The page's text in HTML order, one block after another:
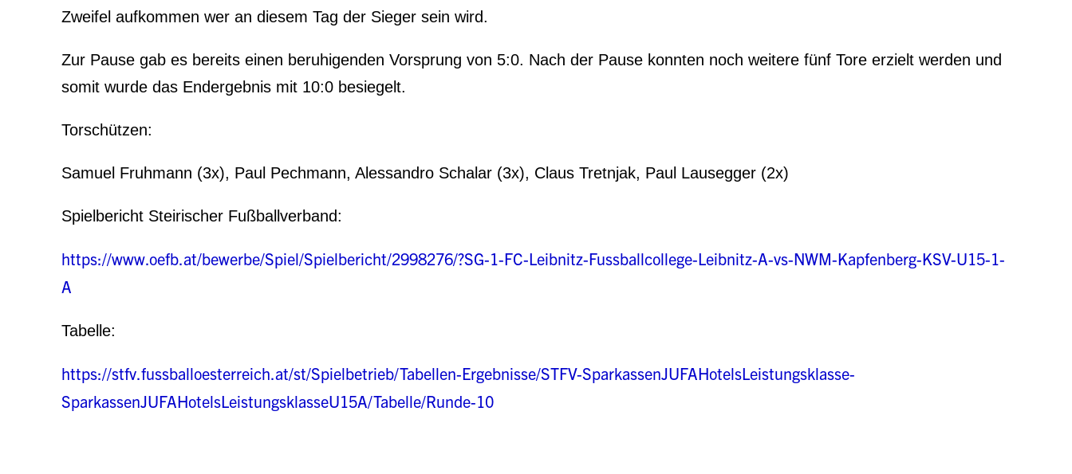
Zweifel aufkommen wer an diesem Tag der Sieger sein wird.
Zur Pause gab es bereits einen beruhigenden Vorsprung von 5:0. Nach der Pause konnten noch weitere fünf Tore erzielt werden und
somit wurde das Endergebnis mit 10:0 besiegelt.
Torschützen:
Samuel Fruhmann (3x), Paul Pechmann, Alessandro Schalar (3x), Claus Tretnjak, Paul Lausegger (2x)
Spielbericht Steirischer Fußballverband:
https://www.oefb.at/bewerbe/Spiel/Spielbericht/2998276/?SG-1-FC-Leibnitz-Fussballcollege-Leibnitz-A-vs-NWM-Kapfenberg-KSV-U15-1-
A
Tabelle:
https://stfv.fussballoesterreich.at/st/Spielbetrieb/Tabellen-Ergebnisse/STFV-SparkassenJUFAHotelsLeistungsklasse-
SparkassenJUFAHotelsLeistungsklasseU15A/Tabelle/Runde-10